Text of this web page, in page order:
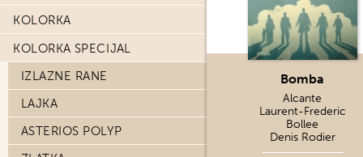
KOLORKA
KOLORKA SPECIJAL
IZLAZNE RANE
LAJKA
ASTERIOS POLYP
Bomba
Alcante
Laurent-Frederic
Bollee
Denis Rodier